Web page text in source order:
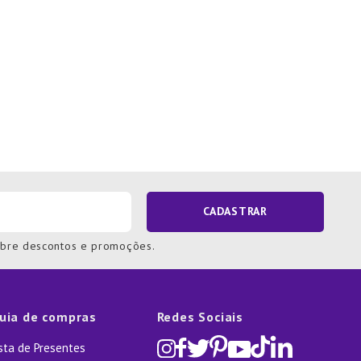
CADASTRAR
descontos e promoções.
de compras
de Presentes
Redes Sociais